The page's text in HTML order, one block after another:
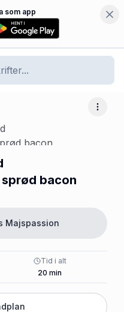
som app
Flere
bacon
Majspassion
Tid i alt
20 min